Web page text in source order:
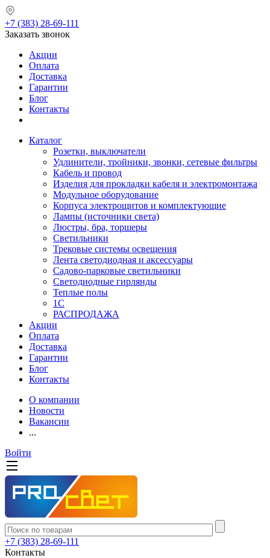
+7 (383) 28-69-111
Заказать звонок
Акции
Оплата
Доставка
Гарантии
Блог
Контакты
Каталог
Розетки, выключатели
Удлинители, тройники, звонки, сетевые фильтры
Кабель и провод
Изделия для прокладки кабеля и электромонтажа
Модульное оборудование
Корпуса электрощитов и комплектующие
Лампы (источники света)
Люстры, бра, торшеры
Светильники
Трековые системы освещения
Лента светодиодная и аксессуары
Садово-парковые светильники
Светодиодные гирлянды
Теплые полы
1С
РАСПРОДАЖА
Акции
Оплата
Доставка
Гарантии
Блог
Контакты
О компании
Новости
Вакансии
...
Войти
+7 (383) 28-69-111
Контакты